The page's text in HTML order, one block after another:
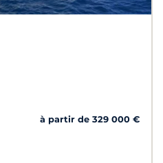
à partir de 329 000 €